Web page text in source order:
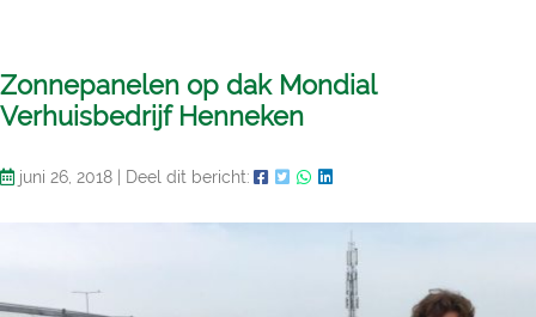
Zonnepanelen op dak Mondial
Verhuisbedrijf Henneken
juni 26, 2018 Deel dit bericht: